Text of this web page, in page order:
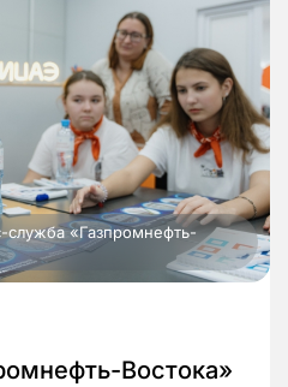
служба «Газпромнефть-
Востока»